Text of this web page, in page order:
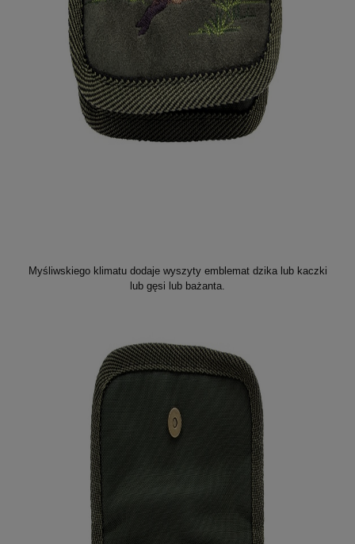
Myśliwskiego klimatu dodaje wyszyty emblemat dzika lub kaczki
lub gęsi lub bażanta.